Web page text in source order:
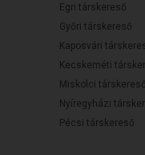
Egri társkereső
Győri társkereső
Kaposvári
Kecskeméti
Miskolci társkereső
Nyíregyházi
Pécsi társkereső